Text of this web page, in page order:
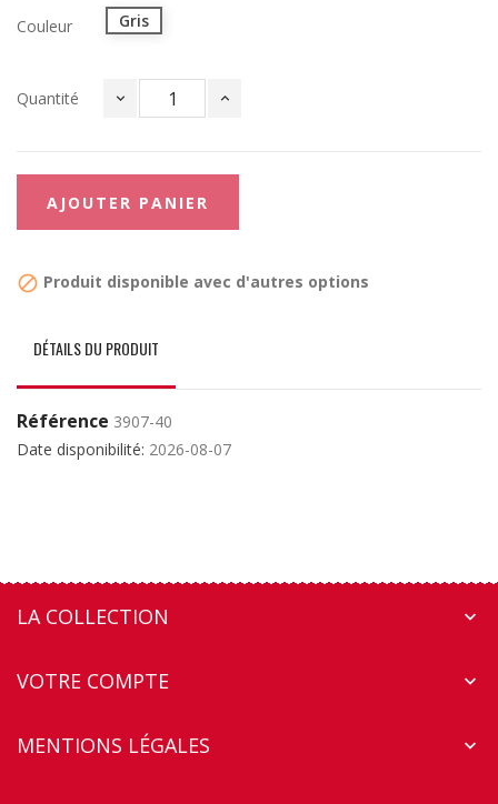
Couleur Gris
Quantité
AJOUTER PANIER
 Produit disponible avec d'autres options
DÉTAILS DU PRODUIT
Référence 3907-40
Date disponibilité: 2026-08-07
LA COLLECTION 
VOTRE COMPTE 
MENTIONS LÉGALES 